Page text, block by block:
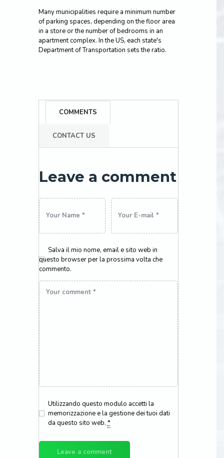
Many municipalities require a minimum number
of parking spaces, depending on the floor area
in a store or the number of bedrooms in an
apartment complex. In the US, each state's
Department of Transportation sets the ratio.
COMMENTS
CONTACT US
Leave a comment
Salva il mio nome, email e sito web in
questo browser per la prossima volta che
commento.
Utilizzando questo modulo accetti la
memorizzazione e la gestione dei tuoi dati
da questo sito web. *
Da noi non e’ un problema
Parcheggia da noi per lavoro o se
parti per piu’ giorni in vacanza, al
tuo ritorno, troverai la tua auto
carica per il viaggio di rientro.